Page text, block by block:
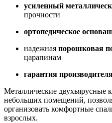
усиленный
прочности
ортопедическое
надежная порошковая
царапинам
гарантия
Металлические двухъярусные
небольших помещений,
организовать комфортные
взрослых.